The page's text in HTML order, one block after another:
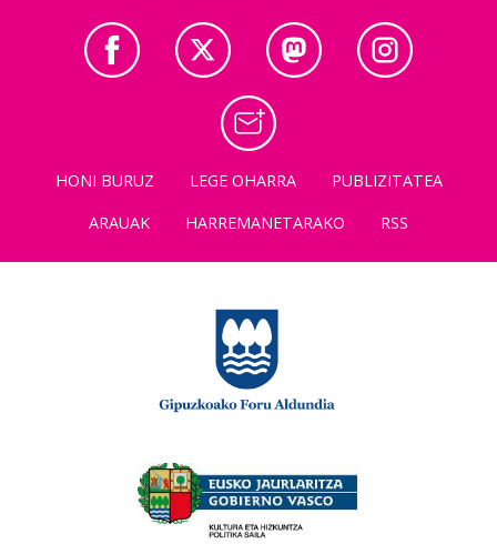
HONI BURUZ LEGE OHARRA
PUBLIZITATEA
ARAUAK
HARREMANETARAKO RSS